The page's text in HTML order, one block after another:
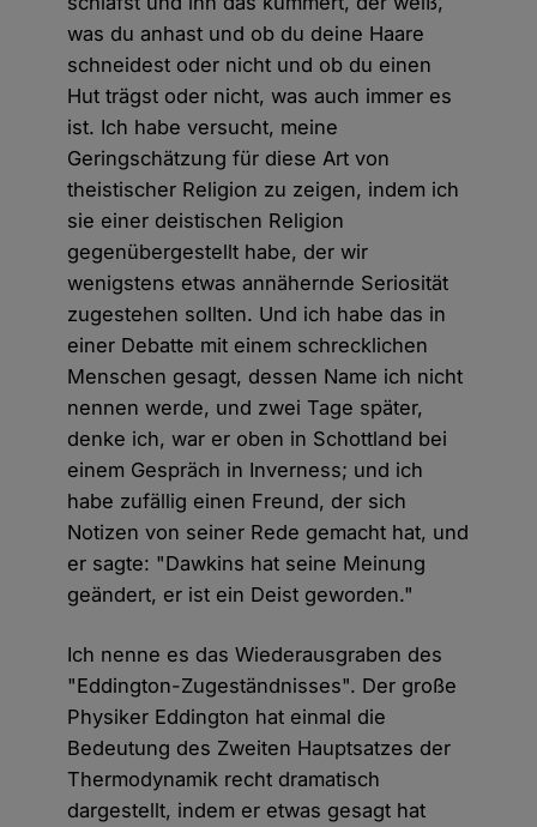
was du anhast und ob du deine Haare
schneidest oder nicht und ob du einen
Hut trägst oder nicht, was auch immer es
ist. Ich habe versucht, meine
Geringschätzung für diese Art von
theistischer Religion zu zeigen, indem ich
sie einer deistischen Religion
gegenübergestellt habe, der wir
wenigstens etwas annähernde Seriosität
zugestehen sollten. Und ich habe das in
einer Debatte mit einem schrecklichen
Menschen gesagt, dessen Name ich nicht
nennen werde, und zwei Tage später,
denke ich, war er oben in Schottland bei
einem Gespräch in Inverness; und ich
habe zufällig einen Freund, der sich
Notizen von seiner Rede gemacht hat, und
er sagte: "Dawkins hat seine Meinung
geändert, er ist ein Deist geworden."
Ich nenne es das Wiederausgraben des
"Eddington-Zugeständnisses". Der große
Physiker Eddington hat einmal die
Bedeutung des Zweiten Hauptsatzes der
Thermodynamik recht dramatisch
dargestellt, indem er etwas gesagt hat